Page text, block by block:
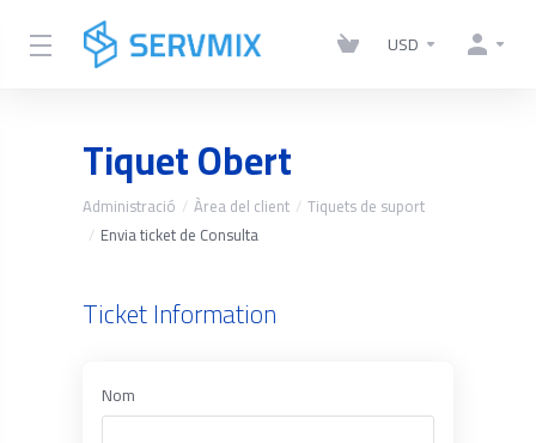
USD
Tiquet Obert
Administració Àrea del client
Tiquets de suport
Envia ticket de Consulta
Ticket Information
Nom